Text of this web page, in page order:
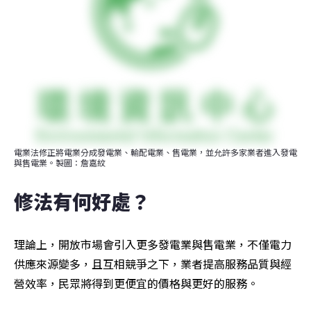
電業法修正將電業分成發電業、輸配電業、售電業，並允許多家業者進入發電
與售電業。製圖：詹嘉紋
修法有何好處？
理論上，開放市場會引入更多發電業與售電業，不僅電力
供應來源變多，且互相競爭之下，業者提高服務品質與經
營效率，民眾將得到更便宜的價格與更好的服務。